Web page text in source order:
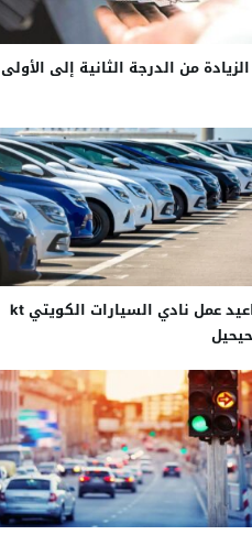
من الدرجة الثانية إلى الأولى
مواعيد عمل نادي السيارات الكويتي kt